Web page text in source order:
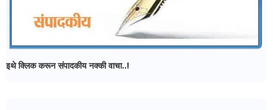
इथे क्लिक करून संपादकीय नक्की वाचा..!